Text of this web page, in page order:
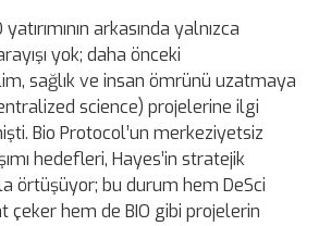
arkasında yalnızca
yok; daha önceki
sağlık ve insan ömrünü uzatmaya
science) projelerine ilgi
Bio Protocol’un merkeziyetsiz
hedefleri, Hayes’in stratejik
örtüşüyor; bu durum hem DeSci
çeker hem de BIO gibi projelerin